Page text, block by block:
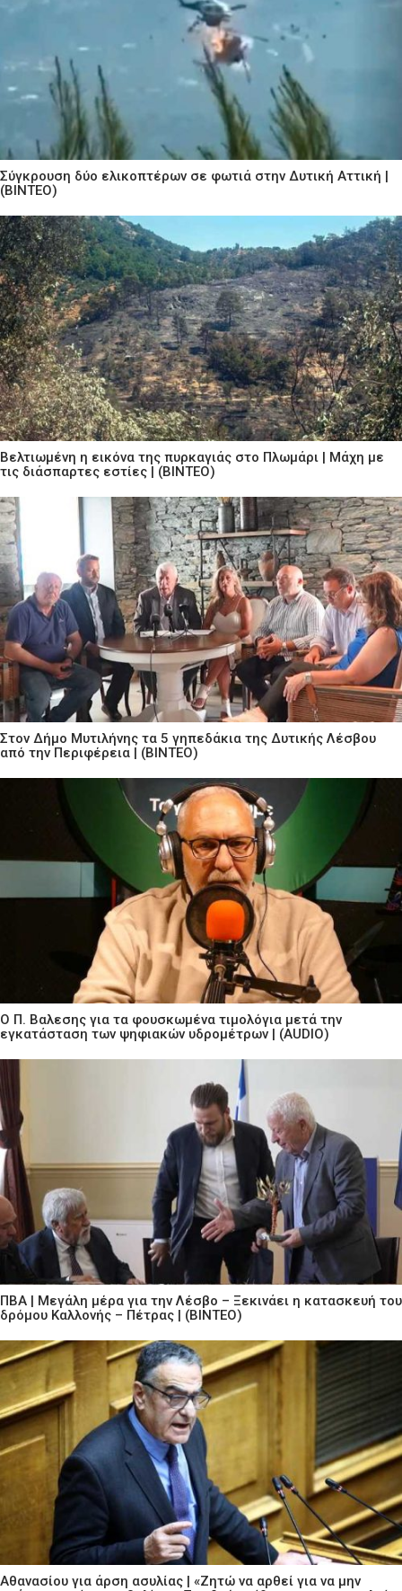
Σύγκρουση δύο ελικοπτέρων σε φωτιά στην Δυτική Αττική |
(ΒΙΝΤΕΟ)
Βελτιωμένη η εικόνα της πυρκαγιάς στο Πλωμάρι | Μάχη με
τις διάσπαρτες εστίες | (ΒΙΝΤΕΟ)
Στον Δήμο Μυτιλήνης τα 5 γηπεδάκια της Δυτικής Λέσβου
από την Περιφέρεια | (ΒΙΝΤΕΟ)
Ο Π. Βαλεσης για τα φουσκωμένα τιμολόγια μετά την
εγκατάσταση των ψηφιακών υδρομέτρων | (AUDIO)
ΠΒΑ | Μεγάλη μέρα για την Λέσβο – Ξεκινάει η κατασκευή του
δρόμου Καλλονής – Πέτρας | (ΒΙΝΤΕΟ)
Αθανασίου για άρση ασυλίας | «Ζητώ να αρθεί για να μην